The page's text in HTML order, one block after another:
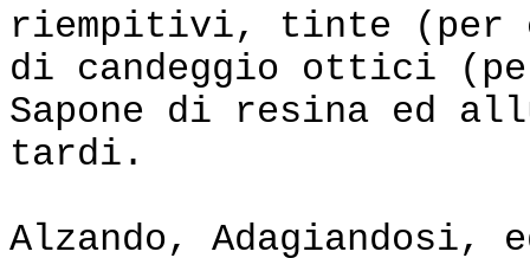
riempitivi, tinte (per
di candeggio ottici
Sapone di resina ed
tardi.
Alzando, Adagiandosi,